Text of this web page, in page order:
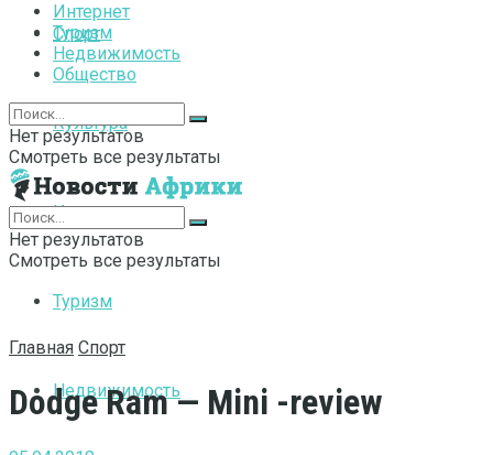
Спорт
Культура
Интернет
Туризм
Недвижимость
Интернет
Туризм
Недвижимость
Общество
Нет результатов
Смотреть все результаты
Нет результатов
Смотреть все результаты
Главная Спорт
Dodge Ram — Mini -review